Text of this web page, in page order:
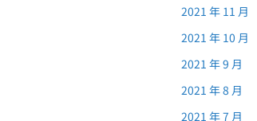
2021 年 11 月
2021 年 10 月
2021 年 9 月
2021 年 8 月
2021 年 7 月